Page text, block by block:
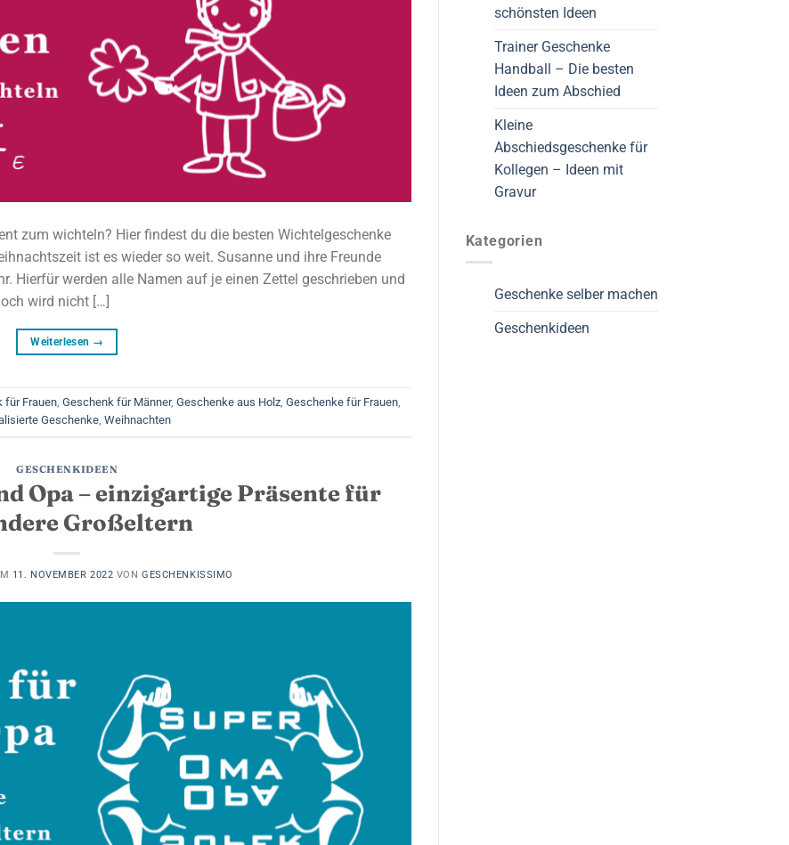
zum wichteln? Hier findest du die besten Wichtelgeschenke
ist es wieder so weit. Susanne und ihre Freunde
Hierfür werden alle Namen auf je einen Zettel geschrieben und
wird nicht […]
Weiterlesen →
für Frauen, Geschenk für Männer, Geschenke aus Holz, Geschenke für Frauen,
Geschenke, Weihnachten
GESCHENKIDEEN
Opa – einzigartige Präsente für
Großeltern
11. NOVEMBER 2022 VONGESCHENKISSIMO
schönsten Ideen
Trainer Geschenke
Handball – Die besten
Ideen zum Abschied
Kleine
Abschiedsgeschenke für
Kollegen – Ideen mit
Gravur
Kategorien
Geschenke selber machen
Geschenkideen